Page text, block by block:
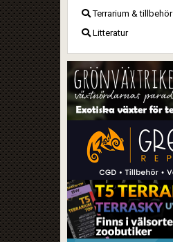
Terrarium & tillbehör
Litteratur